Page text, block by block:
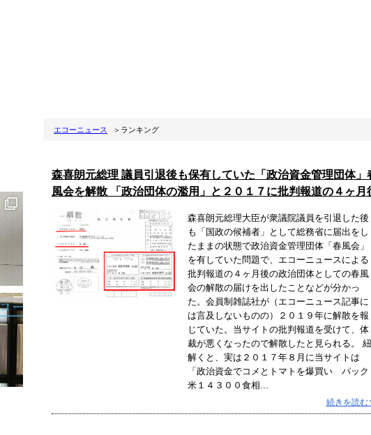
エコーニュース ＞ランキング
森喜朗元総理 議員引退後も保有していた「政治資金管理団体」
風会を解散 「政治団体の濫用」と２０１７に批判報道の４ヶ月
森喜朗元総理大臣が衆議院議員を引退した後
も「国政の候補者」として総務省に届出をし
たままの状態で政治資金管理団体「春風会」
を有していた問題で、エコーニュースによる
批判報道の４ヶ月後の政治団体としての春風
会の解散の届けを出したことなどが分かっ
た。会員制雑誌社が（エコーニュース記事に
は言及しないものの）２０１９年に解散を報
じていた。当サイトの批判報道を受けて、体
裁が悪くなったので解散したと見られる。 紐
解くと、実は２０１７年８月に当サイトは
「政治資金でコメとトマトを爆買い パック
米１４３００食相...
続きを読